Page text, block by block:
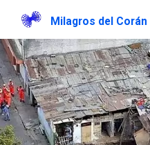
Milagros del Corán